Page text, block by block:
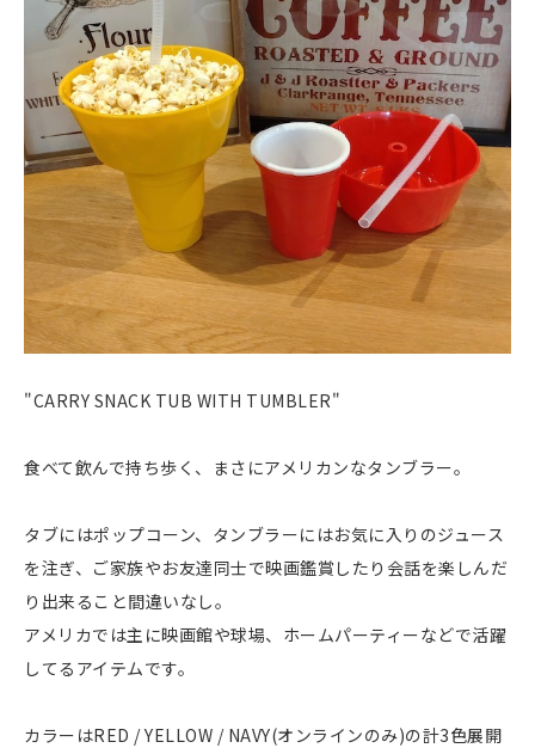
"CARRY SNACK TUB WITH TUMBLER"
食べて飲んで持ち歩く、まさにアメリカンなタンブラー。
タブにはポップコーン、タンブラーにはお気に入りのジュース
を注ぎ、ご家族やお友達同士で映画鑑賞したり会話を楽しんだ
り出来ること間違いなし。
アメリカでは主に映画館や球場、ホームパーティーなどで活躍
してるアイテムです。
カラーはRED / YELLOW / NAVY(オンラインのみ)の計3色展開